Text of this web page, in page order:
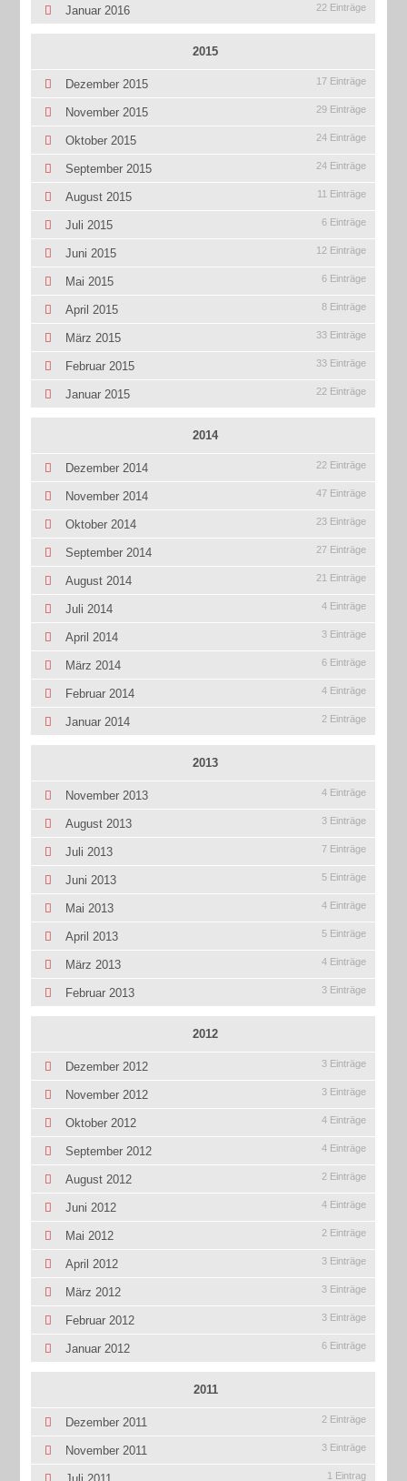
Januar 2016 22 Einträge
2015
Dezember 2015 17 Einträge
November 2015 29 Einträge
Oktober 2015 24 Einträge
September 2015 24 Einträge
August 2015 11 Einträge
Juli 2015 6 Einträge
Juni 2015 12 Einträge
Mai 2015 6 Einträge
April 2015 8 Einträge
März 2015 33 Einträge
Februar 2015 33 Einträge
Januar 2015 22 Einträge
2014
Dezember 2014 22 Einträge
November 2014 47 Einträge
Oktober 2014 23 Einträge
September 2014 27 Einträge
August 2014 21 Einträge
Juli 2014 4 Einträge
April 2014 3 Einträge
März 2014 6 Einträge
Februar 2014 4 Einträge
Januar 2014 2 Einträge
2013
November 2013 4 Einträge
August 2013 3 Einträge
Juli 2013 7 Einträge
Juni 2013 5 Einträge
Mai 2013 4 Einträge
April 2013 5 Einträge
März 2013 4 Einträge
Februar 2013 3 Einträge
2012
Dezember 2012 3 Einträge
November 2012 3 Einträge
Oktober 2012 4 Einträge
September 2012 4 Einträge
August 2012 2 Einträge
Juni 2012 4 Einträge
Mai 2012 2 Einträge
April 2012 3 Einträge
März 2012 3 Einträge
Februar 2012 3 Einträge
Januar 2012 6 Einträge
2011
Dezember 2011 2 Einträge
November 2011 3 Einträge
1 Eintrag